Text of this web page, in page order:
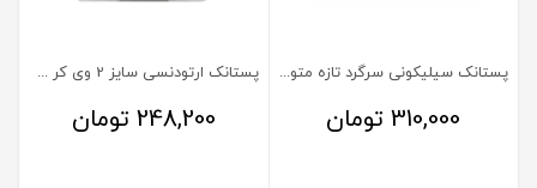
پستانک سیلیکونی سرگرد تازه متولد مدل قلبی وی کر
310,000تومان
پستانک ارتودنسی سایز 2 وی کر کد 125
248,200 تومان